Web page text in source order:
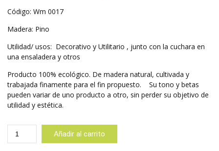
Código: Wm 0017
Madera: Pino
Utilidad/ usos: Decorativo y Utilitario , junto con la cuchara en
una ensaladera y otros
Producto 100% ecológico. De madera natural, cultivada y
trabajada finamente para el fin propuesto. Su tono y betas
pueden variar de uno producto a otro, sin perder su objetivo de
utilidad y estética.
Trinche
cantidad
Añadir al carrito